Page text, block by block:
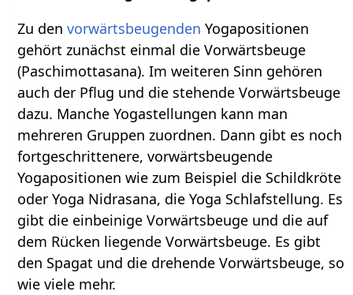
Zu denvorwärtsbeugenden Yogapositionen
gehört zunächst einmal die Vorwärtsbeuge
(Paschimottasana). Im weiteren Sinn gehören
auch der Pflug und die stehende Vorwärtsbeuge
dazu. Manche Yogastellungen kann man
mehreren Gruppen zuordnen. Dann gibt es noch
fortgeschrittenere, vorwärtsbeugende
Yogapositionen wie zum Beispiel die Schildkröte
oder Yoga Nidrasana, die Yoga Schlafstellung. Es
gibt die einbeinige Vorwärtsbeuge und die auf
dem Rücken liegende Vorwärtsbeuge. Es gibt
den Spagat und die drehende Vorwärtsbeuge, so
wie viele mehr.